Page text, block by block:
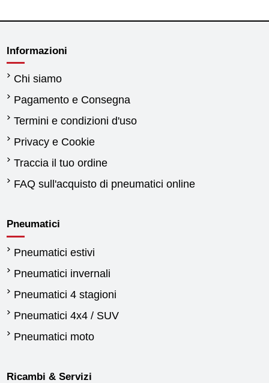
Informazioni
Chi siamo
Pagamento e Consegna
Termini e condizioni d'uso
Privacy e Cookie
Traccia il tuo ordine
FAQ sull'acquisto di pneumatici online
Pneumatici
Pneumatici estivi
Pneumatici invernali
Pneumatici 4 stagioni
Pneumatici 4x4 / SUV
Pneumatici moto
Ricambi & Servizi